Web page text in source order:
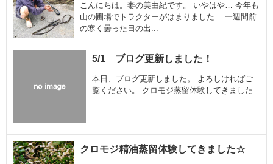
こんにちは。妻の美由紀です。 いやはや… 今年も
山の圃場でトラクターがはまりました… 一週間前
の寒く曇った日の出...
5/1 ブログ更新しました！
本日、ブログ更新しました。 よろしければご
覧ください。 クロモジ蒸留体験してきました
クロモジ精油蒸留体験してきました☆